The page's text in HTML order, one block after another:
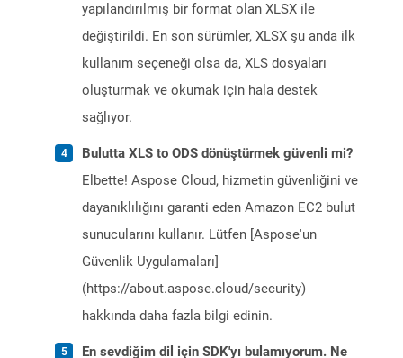
yapılandırılmış bir format olan XLSX ile
değiştirildi. En son sürümler, XLSX şu anda ilk
kullanım seçeneği olsa da, XLS dosyaları
oluşturmak ve okumak için hala destek
sağlıyor.
Bulutta XLS to ODS dönüştürmek güvenli mi?
Elbette! Aspose Cloud, hizmetin güvenliğini ve
dayanıklılığını garanti eden Amazon EC2 bulut
sunucularını kullanır. Lütfen [Aspose'un
Güvenlik Uygulamaları]
(https://about.aspose.cloud/security)
hakkında daha fazla bilgi edinin.
En sevdiğim dil için SDK'yı bulamıyorum. Ne